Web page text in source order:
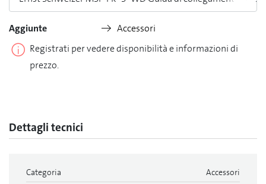
Aggiunte
Accessori
Registrati per vedere disponibilità e informazioni di
prezzo.
Dettagli tecnici
Categoria
Accessori